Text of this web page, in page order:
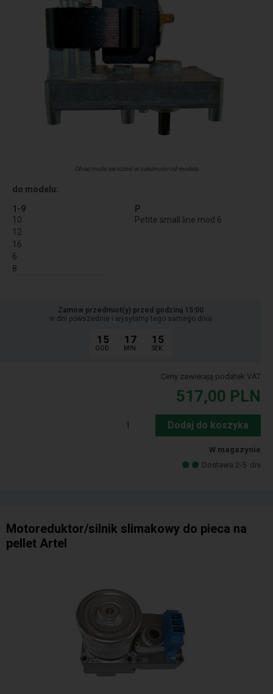
Obraz może się różnić w zależności od modelu
do modelu:
1-9
10
12
16
6
8
P
Petite small line mod.6
Zamów przedmiot(y) przed godziną 15:00
w dni powszednie i wysyłamy tego samego dnia
15
GOD.
17
MIN.
15
SEK.
Ceny zawierają podatek VAT
517,00 PLN
Dodaj do koszyka
W magazynie
Dostawa 2-5 dni
Motoreduktor/silnik slimakowy do pieca na
pellet Artel